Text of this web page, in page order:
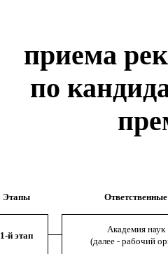
приема
по
Этапы Ответственные
1-й этап
Академия наук
(далее - рабочий